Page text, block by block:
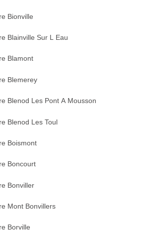
Bionville
Blainville Sur L Eau
Blamont
Blemerey
Blenod Les Pont A Mousson
Blenod Les Toul
Boismont
Boncourt
Bonviller
Mont Bonvillers
Borville